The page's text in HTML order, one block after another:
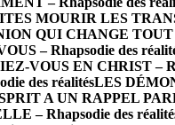
MOURIR LES
QUI CHANGE TOUT
– Rhapsodie des
VOUS EN CHRIST –
des réalitésLES
A UN RAPPEL
– Rhapsodie des